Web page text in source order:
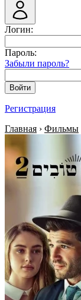
Логин:
Пароль:
Забыли пароль?
Войти
Регистрация
Главная › Фильмы